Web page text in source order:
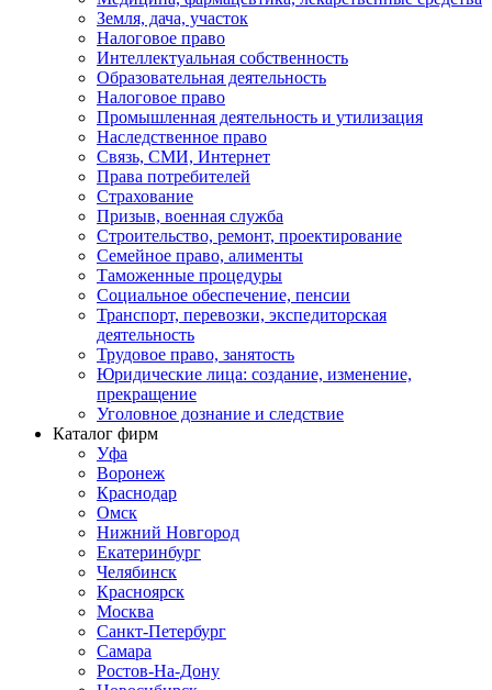
Земля, дача, участок
Налоговое право
Интеллектуальная собственность
Образовательная деятельность
Налоговое право
Промышленная деятельность и утилизация
Наследственное право
Связь, СМИ, Интернет
Права потребителей
Страхование
Призыв, военная служба
Строительство, ремонт, проектирование
Семейное право, алименты
Таможенные процедуры
Социальное обеспечение, пенсии
Транспорт, перевозки, экспедиторская
деятельность
Трудовое право, занятость
Юридические лица: создание, изменение,
прекращение
Уголовное дознание и следствие
Каталог фирм
Уфа
Воронеж
Краснодар
Омск
Нижний Новгород
Екатеринбург
Челябинск
Красноярск
Москва
Санкт-Петербург
Самара
Ростов-На-Дону